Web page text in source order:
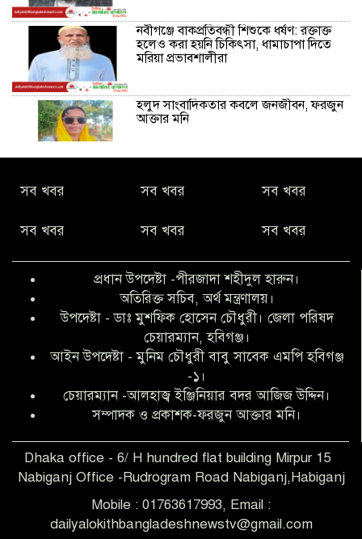
নবীগঞ্জে বাকপ্রতিবন্ধী শিশুকে ধর্ষণ: রক্তাক্ত
হলেও করা হয়নি চিকিৎসা, ধামাচাপা দিতে
মরিয়া প্রভাবশালীরা
হলুদ সাংবাদিকতার কবলে জনজীবন, ফরজুন
আক্তার মনি
কিবরিয়া
বৃত্তি পরীক্ষার সুযোগ করে দিলেন প্রধান শিক্ষক
ফারুক মাস্টার
আব্দুল হক তালুকদার ফাউন্ডেশন মানবতার
শিকড় ছুঁই ছুঁই,ফরজুন আক্তার মনি
সিলেট রেঞ্জের শ্রেষ্ঠ ওসি নির্বাচিত হলেন
নবীগঞ্জ থানার ওসি মোনায়েম
‎নবীগঞ্জে এক সাজাপ্রাপ্ত পলাতক আসামি
সব খবর সব খবর সব খবর
সব খবর সব খবর সব খবর
প্রধান উপদেষ্টা -পীরজাদা শহীদুল হারুন।
অতিরিক্ত সচিব, অর্থ মন্ত্রণালয়।
উপদেষ্টা - ডাঃ মুশফিক হোসেন চৌধুরী। জেলা পরিষদ
চেয়ারম্যান, হবিগঞ্জ।
আইন উপদেষ্টা - মুনিম চৌধুরী বাবু সাবেক এমপি হবিগঞ্জ
-১।
চেয়ারম্যান -আলহাজ্ব ইঞ্জিনিয়ার বদর আজিজ উদ্দিন।
সম্পাদক ও প্রকাশক-ফরজুন আক্তার মনি।
Dhaka office - 6/ H hundred flat building Mirpur 15
Nabiganj Office -Rudrogram Road Nabiganj,Habiganj
Mobile : 01763617993, Email :
dailyalokithbangladeshnewstv@gmail.com